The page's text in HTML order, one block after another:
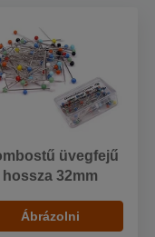
üvegfejű
hossza 32mm
Ábrázolni